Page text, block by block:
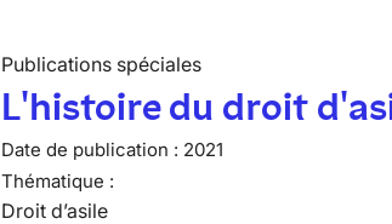
Publications spéciales
L'histoire du droit
Date de publication : 2021
Thématique :
Droit d’asile